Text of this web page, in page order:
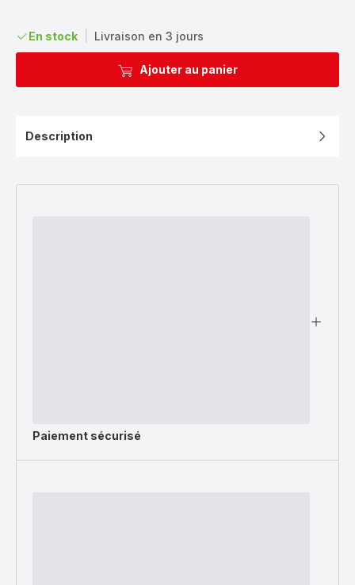
En stock Livraison en 3 jours
Ajouter au panier
Description
Paiement sécurisé